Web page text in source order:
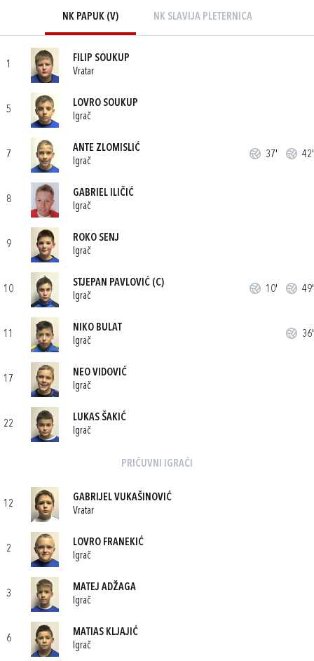
NK PAPUK (V) NK SLAVIJA PLETERNICA
1
FILIP SOUKUP
Vratar
5
LOVRO SOUKUP
Igrač
7
ANTE ZLOMISLIĆ
Igrač
37' 42'
8
GABRIEL ILIČIĆ
Igrač
9
ROKO SENJ
Igrač
10
STJEPAN PAVLOVIĆ (C)
Igrač
10' 49'
11
NIKO BULAT
Igrač
36'
17
NEO VIDOVIĆ
Igrač
22
LUKAS ŠAKIĆ
Igrač
PRIČUVNI IGRAČI
12
GABRIJEL VUKAŠINOVIĆ
Vratar
2
LOVRO FRANEKIĆ
Igrač
3
MATEJ ADŽAGA
Igrač
6
MATIAS KLJAJIĆ
Igrač